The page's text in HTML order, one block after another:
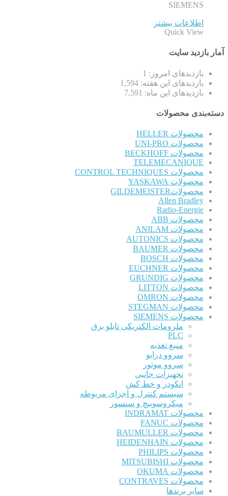
SIEMENS
اطلاعات بیشتر
Quick View
آمار بازدید سایت
بازدیدهای امروز: 1
بازدیدهای این هفته: 1,594
بازدیدهای این ماه: 7,591
دسته‌بندی محصولات
محصولات HELLER
محصولات UNI-PRO
محصولات BECKHOFF
TELEMECANIQUE
محصولات CONTROL TECHNIQUES
محصولات YASKAWA
محصولاتGILDEMEISTER
Allen Bradley
Radio-Energie
محصولات ABB
محصولات ANILAM
محصولات AUTONICS
محصولات BAUMER
محصولات BOSCH
محصولات EUCHNER
محصولات GRUNDIG
محصولات LITTON
محصولات OMRON
محصولات STEGMAN
محصولات SIEMENS
ملزومات الکتریکی تابلو برق
PLC
منبع تغذیه
سروو درایو
سروو موتور
تجهیزات جانبی
انکودر و خط کش
سیستم کنترل و اجزای مربوطه
میکروسوییچ و سنسور
محصولات INDRAMAT
محصولات FANUC
محصولات BAUMULLER
محصولات HEIDENHAIN
محصولات PHILIPS
محصولات MITSUBISHI
محصولات OKUMA
محصولات CONTRAVES
سایر برندها